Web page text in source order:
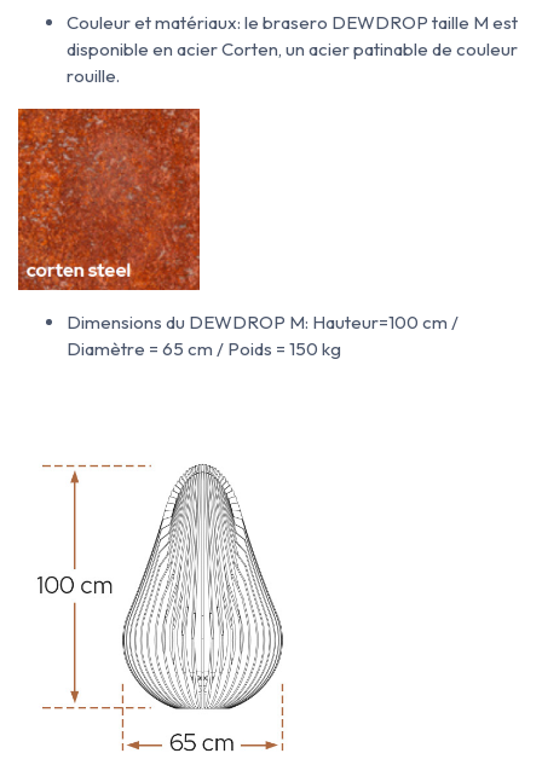
Couleur et matériaux: le brasero DEWDROP taille M est
disponible en acier Corten, un acier patinable de couleur
rouille.
Dimensions du DEWDROP M: Hauteur=100 cm /
Diamètre = 65 cm / Poids = 150 kg